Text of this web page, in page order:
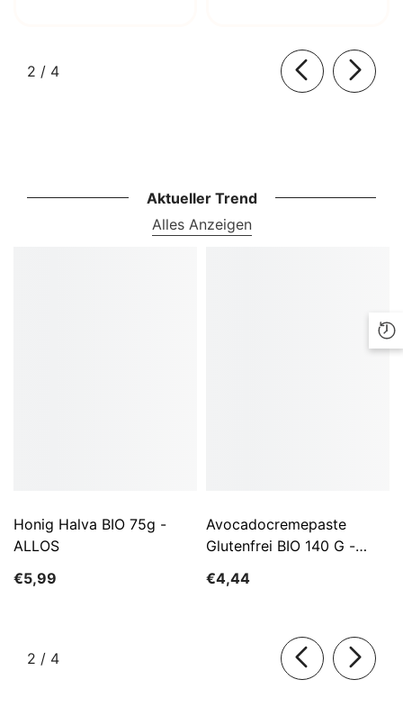
2 / von
4
Aktueller Trend
Alles Anzeigen
Honig Halva BIO 75g -
ALLOS
€5,99
Avocadocremepaste
Glutenfrei BIO 140 G -
€4,44
2 / von
4